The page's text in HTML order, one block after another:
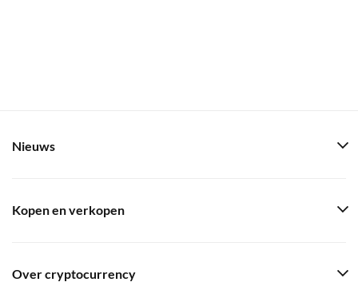
Nieuws
Kopen en verkopen
Over cryptocurrency